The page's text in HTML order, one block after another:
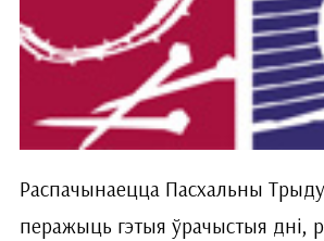
Распачынаецца Пасхальны
перажыць гэтыя ўрачыстыя дні,